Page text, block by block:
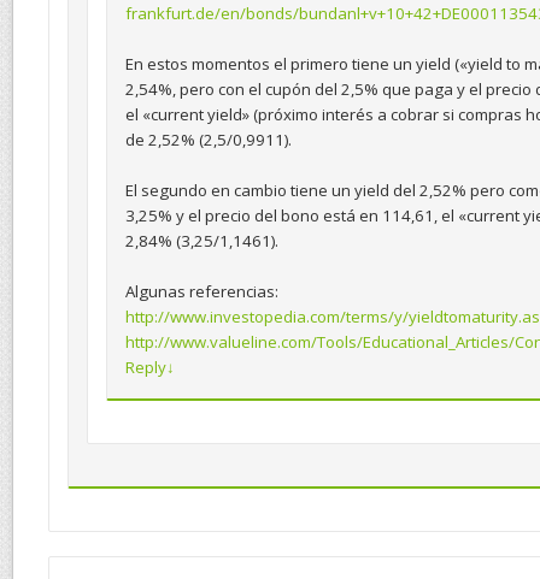
frankfurt.de/en/bonds/
En estos momentos el primero tiene un yield («yield to
2,54%, pero con el cupón del 2,5% que paga y el precio
el «current yield» (próximo interés a cobrar si compras
de 2,52% (2,5/0,9911).
El segundo en cambio tiene un yield del 2,52% pero
3,25% y el precio del bono está en 114,61, el «current
2,84% (3,25/1,1461).
Algunas referencias:
http://www.investopedia.com/terms/y/
http://www.valueline.com/Tools/Educational_Articles/
Reply↓